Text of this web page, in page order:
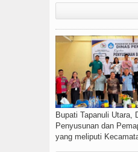
Bupati Tapanuli Utara,
Penyusunan dan
yang meliputi